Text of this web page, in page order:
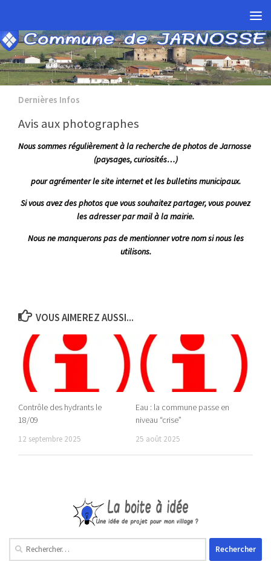
Dernières Infos
Avis aux photographes
Nous sommes régulièrement à la recherche de photos de Jarnosse
(paysages, curiosités…)
pour agrémenter le site internet et les bulletins municipaux.
Si vous avez des photos que vous souhaitez partager, vous pouvez
les adresser par mail à la mairie.
Nous ne manquerons pas de mentionner votre nom si nous les
utilisons.
VOUS AIMEREZ AUSSI...
Contrôle des hydrants le
18/09
12 septembre 2025
Eau : la commune passe en
niveau “crise”
25 août 2025